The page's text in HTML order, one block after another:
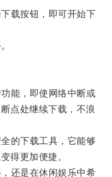
载按钮，即可开始下
能，即使网络中断或
点处继续下载，不浪
的下载工具，它能够
得更加便捷。
还是在休闲娱乐中希